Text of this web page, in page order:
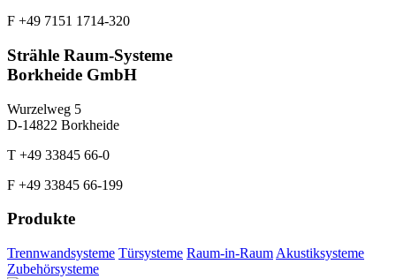
F +49 7151 1714-320
Strähle Raum-Systeme
Borkheide GmbH
Wurzelweg 5
D-14822 Borkheide
T +49 33845 66-0
F +49 33845 66-199
Produkte
Trennwandsysteme Türsysteme Raum-in-Raum Akustiksysteme
Zubehörsysteme